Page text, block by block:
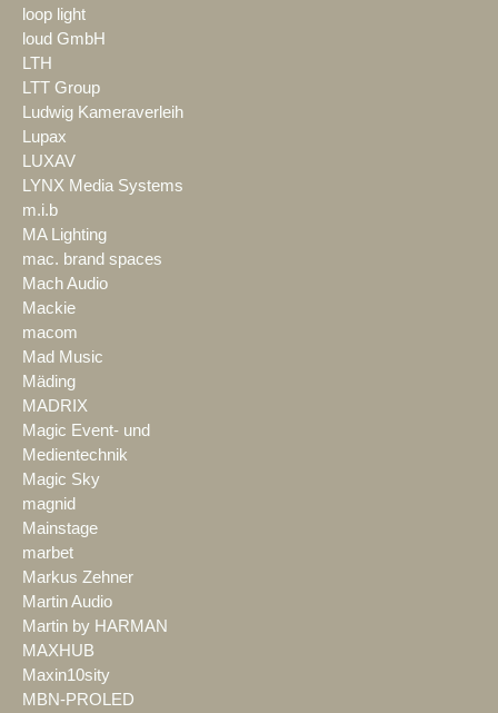
loop light
loud GmbH
LTH
LTT Group
Ludwig Kameraverleih
Lupax
LUXAV
LYNX Media Systems
m.i.b
MA Lighting
mac. brand spaces
Mach Audio
Mackie
macom
Mad Music
Mäding
MADRIX
Magic Event- und
Medientechnik
Magic Sky
magnid
Mainstage
marbet
Markus Zehner
Martin Audio
Martin by HARMAN
MAXHUB
Maxin10sity
MBN-PROLED